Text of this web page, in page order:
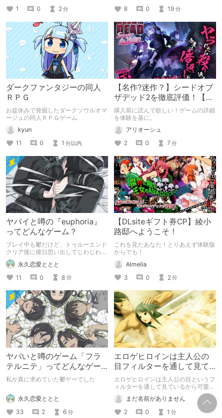
1
0 2分
8
0 19 分
ダークファンタジーの同人
ＲＰＧ
お盆休みで発掘したダークソウルオマ
ージュの同人ＲＰＧゲーム
kyun
11
0 1 分以内
【名作?迷作？】シードオブ
ザデッド2を徹底評価！【前
編】
購入前に読んで欲しい！ゲームの詳細
を体験を基に。
アリオーシュ
2
0 7分
ヤバイと噂の『euphoria』
ってどんなゲーム？
プレイ中も鬱だけど、トゥルーエンド
クリア後に後日思い出してじわじわく
る鬱ゲー
永久恋愛ととと
11
0 8 分
【DLsiteギフト券CP】綾小
路邸へようこそ！
これを見たあなた！とりあえず体験版
からでも！
Almelia
3
0 2分
ヤバいと噂のゲーム「フラ
テルニテ」ってどんなゲー
ム？
私が真に求めていた鬱ゲーでした
永久恋愛ととと
33
2 6 分
エロゲヒロインは主人公の
目フィルターを通して見て
るから可愛く見える？
エロゲヒロインは主人公の目というフ
ィルターを通して見ているから可愛く
まだ名前がありません
2
0 1 分